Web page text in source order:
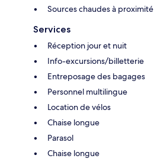
Sources chaudes à proximité
Services
Réception jour et nuit
Info-excursions/billetterie
Entreposage des bagages
Personnel multilingue
Location de vélos
Chaise longue
Parasol
Chaise longue